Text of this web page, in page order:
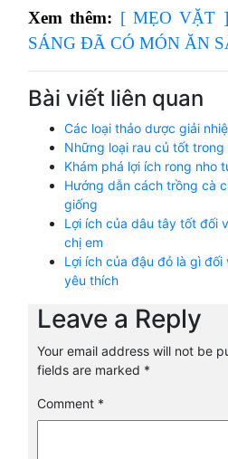
Xem thêm: [ MẸO VẶT
SÁNG ĐÃ CÓ MÓN ĂN
Bài viết liên quan
Các loại thảo dược giải
Những loại rau củ tốt trong
Khám phá lợi ích rong nho
Hướng dẫn cách trồng cà
giống
Lợi ích của dâu tây tốt đối
chị em
Lợi ích của đậu đỏ là gì
yêu thích
Leave a Reply
Your email address will not be
fields are marked *
Comment *